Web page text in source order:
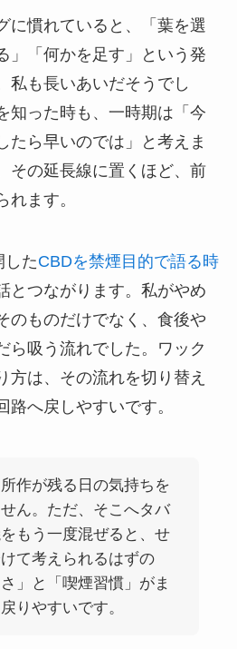
に慣れていると、「葉を選
」「何かを足す」という発
私も長いあいだそうでし
知った時も、一時期は「今
たら早いのでは」と考えま
その延長線に置くほど、前
れます。
したCBDを禁煙目的で語る時
とつながります。私がやめ
のものだけでなく、食後や
ら吸う流れでした。ワック
方は、その流れを切り替え
路へ戻しやすいです。
作が残る日の気持ちを
ん。ただ、そこへタバ
もう一度混ぜると、せ
て考えられるはずの
さ」と「喫煙習慣」がま
りやすいです。